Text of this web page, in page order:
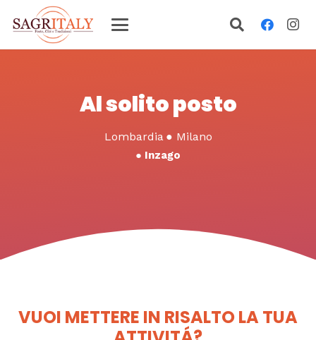
Al solito posto
Lombardia ● Milano
● Inzago
VUOI METTERE IN RISALTO LA TUA